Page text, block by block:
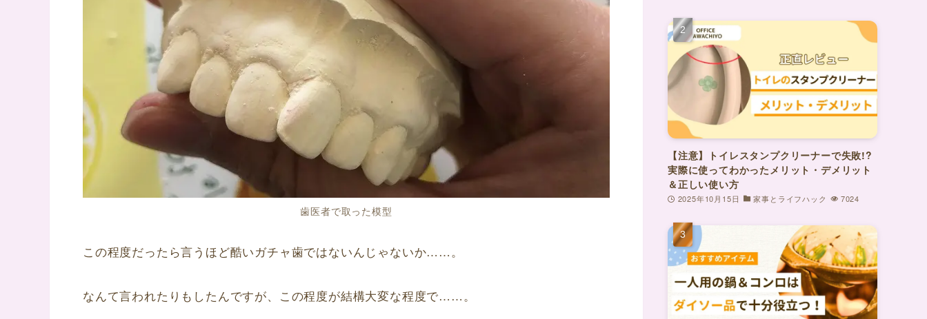
歯医者で取った模型
この程度だったら言うほど酷いガチャ歯ではないんじゃないか……。
なんて言われたりもしたんですが、この程度が結構大変な程度で……。
【注意】トイレスタンプクリーナーで失敗!?
実際に使ってわかったメリット・デメリット
＆正しい使い方
2025年10月15日 家事とライフハック 7024